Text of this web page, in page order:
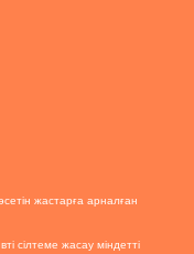
жастарға арналған
сілтеме жасау міндетті